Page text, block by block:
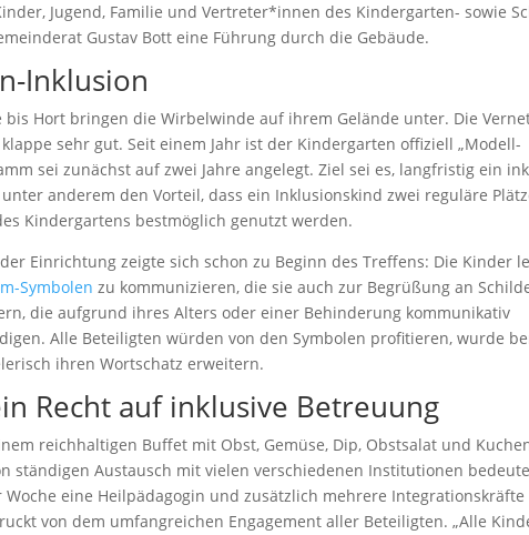
Jugend, Familie und Vertreter*innen des Kindergarten- sowie
Gustav Bott eine Führung durch die Gebäude.
Inklusion
Hort bringen die Wirbelwinde auf ihrem Gelände unter. Die
sehr gut. Seit einem Jahr ist der Kindergarten offiziell „Modell-
sei zunächst auf zwei Jahre angelegt. Ziel sei es, langfristig ein
anderem den Vorteil, dass ein Inklusionskind zwei reguläre
Kindergartens bestmöglich genutzt werden.
Einrichtung zeigte sich schon zu Beginn des Treffens: Die Kinder
Symbolen zu kommunizieren, die sie auch zur Begrüßung an
die aufgrund ihres Alters oder einer Behinderung kommunikativ
Alle Beteiligten würden von den Symbolen profitieren, wurde
ihren Wortschatz erweitern.
Recht auf inklusive Betreuung
reichhaltigen Buffet mit Obst, Gemüse, Dip, Obstsalat und
ständigen Austausch mit vielen verschiedenen Institutionen
eine Heilpädagogin und zusätzlich mehrere Integrationskräfte
von dem umfangreichen Engagement aller Beteiligten. „Alle